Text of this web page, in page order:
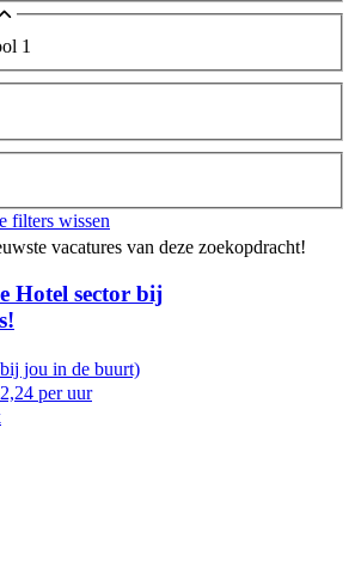
1
filters wissen
vacatures van deze zoekopdracht!
Hotel sector bij
jou in de buurt)
per uur